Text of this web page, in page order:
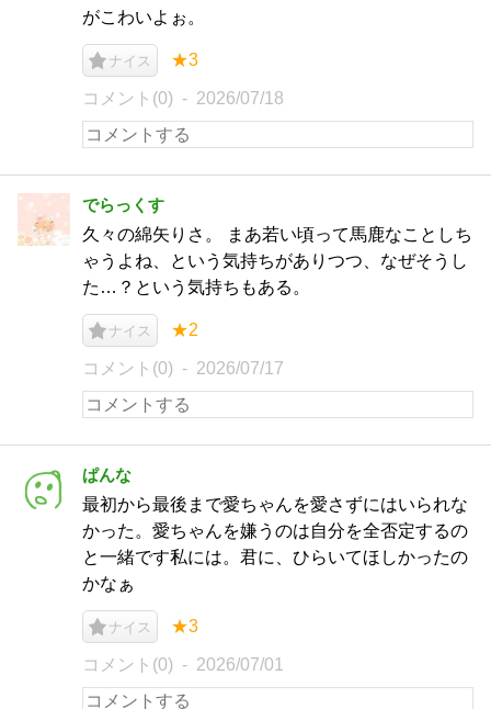
がこわいよぉ。
ナイス ★3
コメント(0) 2026/07/18
でらっくす
久々の綿矢りさ。 まあ若い頃って馬鹿なことしち
ゃうよね、という気持ちがありつつ、なぜそうし
た…？という気持ちもある。
ナイス ★2
コメント(0) 2026/07/17
ぱんな
最初から最後まで愛ちゃんを愛さずにはいられな
かった。愛ちゃんを嫌うのは自分を全否定するの
と一緒です私には。君に、ひらいてほしかったの
かなぁ
ナイス ★3
コメント(0) 2026/07/01